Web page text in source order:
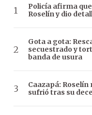
Policía afirma
Roselín y dio
Gota a gota:
secuestrado y
banda de usura
Caazapá:
sufrió tras su